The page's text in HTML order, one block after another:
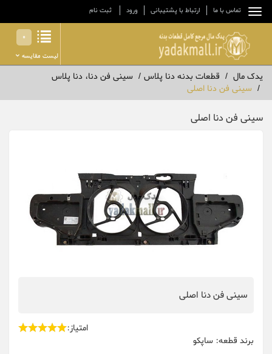
تماس با ما ارتباط با پشتیبانی ورود ثبت نام
0
لیست مقایسه
یدک مال قطعات بدنه دنا پلاس
سینی فن دنا، دنا پلاس
سینی فن دنا اصلی
سینی فن دنا اصلی
سینی فن دنا اصلی
امتیاز:
برند قطعه: ساپکو